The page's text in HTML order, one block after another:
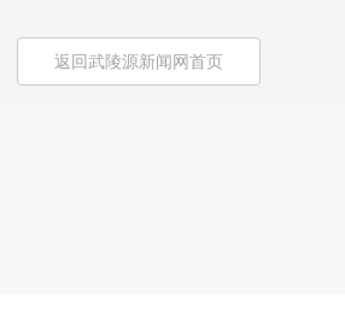
返回武陵源新闻网首页